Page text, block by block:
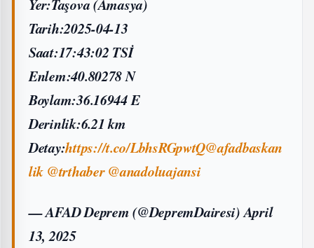
Yer:Taşova (Amasya)
Tarih:2025-04-13
Saat:17:43:02 TSİ
Enlem:40.80278 N
Boylam:36.16944 E
Derinlik:6.21 km
Detay:https://t.co/LbhsRGpwtQ@afadbaskan
lik @trthaber@anadoluajansi
— AFAD Deprem (@DepremDairesi)April
13, 2025